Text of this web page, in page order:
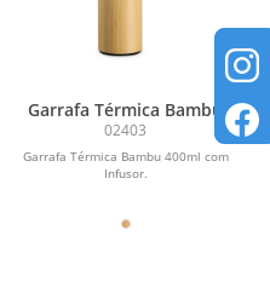
Garrafa Térmica Bambu
400ml
02403
Garrafa Térmica Bambu 400ml com
Infusor.